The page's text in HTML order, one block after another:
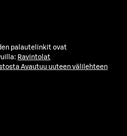
palautelinkit ovat
Ravintolat
Avautuu uuteen välilehteen